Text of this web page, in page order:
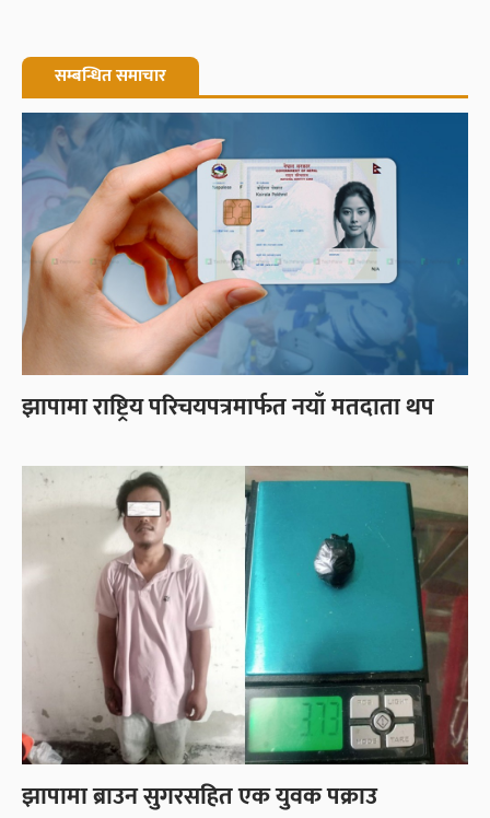
सम्बन्धित समाचार
झापामा राष्ट्रिय परिचयपत्रमार्फत नयाँ मतदाता थप
झापामा ब्राउन सुगरसहित एक युवक पक्राउ